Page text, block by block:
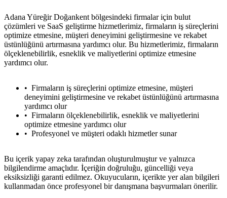
Adana Yüreğir Doğankent bölgesindeki firmalar için bulut
çözümleri ve SaaS geliştirme hizmetlerimiz, firmaların iş süreçlerini
optimize etmesine, müşteri deneyimini geliştirmesine ve rekabet
üstünlüğünü artırmasına yardımcı olur. Bu hizmetlerimiz, firmaların
ölçeklenebilirlik, esneklik ve maliyetlerini optimize etmesine
yardımcı olur.
Firmaların iş süreçlerini optimize etmesine, müşteri
deneyimini geliştirmesine ve rekabet üstünlüğünü artırmasına
yardımcı olur
Firmaların ölçeklenebilirlik, esneklik ve maliyetlerini
optimize etmesine yardımcı olur
Profesyonel ve müşteri odaklı hizmetler sunar
Bu içerik yapay zeka tarafından oluşturulmuştur ve yalnızca
bilgilendirme amaçlıdır. İçeriğin doğruluğu, güncelliği veya
eksiksizliği garanti edilmez. Okuyucuların, içerikte yer alan bilgileri
kullanmadan önce profesyonel bir danışmana başvurmaları önerilir.